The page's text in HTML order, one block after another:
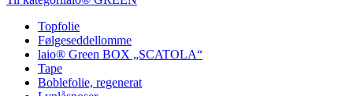
Topfolie
Følgeseddellomme
laio® Green BOX „SCATOLA“
Tape
Boblefolie, regenerat